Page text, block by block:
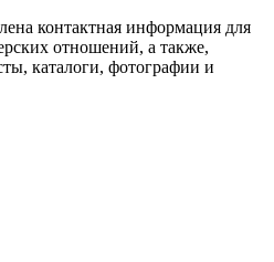
контактная информация для
отношений, а также,
каталоги, фотографии и